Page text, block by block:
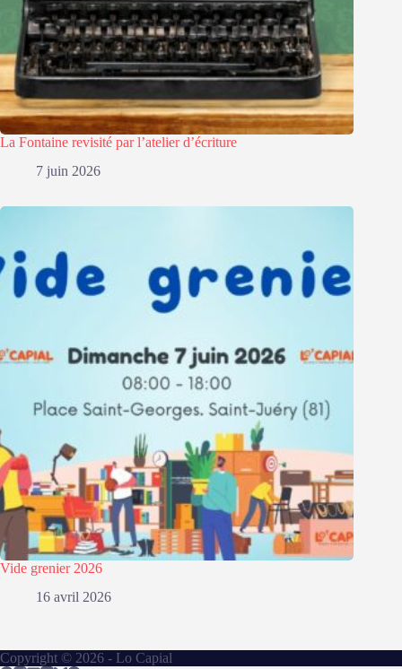
La Fontaine revisité par l’atelier d’écriture
7 juin 2026
Vide grenier 2026
16 avril 2026
Copyright © 2026 - Lo Capial